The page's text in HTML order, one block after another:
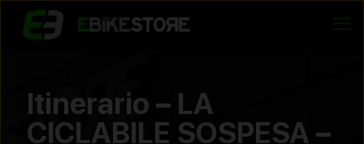
Itinerario – LA
CICLABILE SOSPESA –